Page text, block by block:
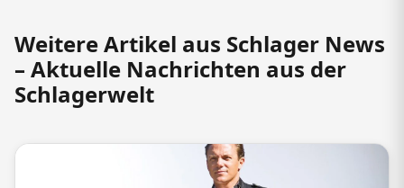
Weitere Artikel aus Schlager News
– Aktuelle Nachrichten aus der
Schlagerwelt